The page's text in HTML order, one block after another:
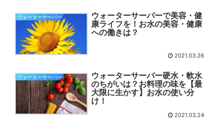
ウォーターサーバー
ウォーターサーバーで美容・健
康ライフを！お水の美容・健康
への働きは？
2021.03.26
ウォーターサーバー
ウォーターサーバー硬水・軟水
のちがいは？お料理の味を【最
大限に生かす】お水の使い分
け！
2021.03.24